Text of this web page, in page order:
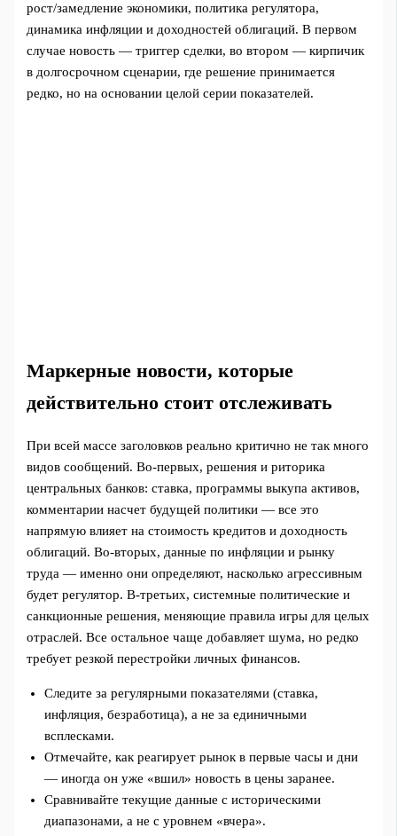
рост/замедление экономики, политика регулятора,
динамика инфляции и доходностей облигаций. В первом
случае новость — триггер сделки, во втором — кирпичик
в долгосрочном сценарии, где решение принимается
редко, но на основании целой серии показателей.
Маркерные новости, которые
действительно стоит отслеживать
При всей массе заголовков реально критично не так много
видов сообщений. Во‑первых, решения и риторика
центральных банков: ставка, программы выкупа активов,
комментарии насчет будущей политики — все это
напрямую влияет на стоимость кредитов и доходность
облигаций. Во‑вторых, данные по инфляции и рынку
труда — именно они определяют, насколько агрессивным
будет регулятор. В‑третьих, системные политические и
санкционные решения, меняющие правила игры для целых
отраслей. Все остальное чаще добавляет шума, но редко
требует резкой перестройки личных финансов.
Следите за регулярными показателями (ставка,
инфляция, безработица), а не за единичными
всплесками.
Отмечайте, как реагирует рынок в первые часы и дни
— иногда он уже «вшил» новость в цены заранее.
Сравнивайте текущие данные с историческими
диапазонами, а не с уровнем «вчера».